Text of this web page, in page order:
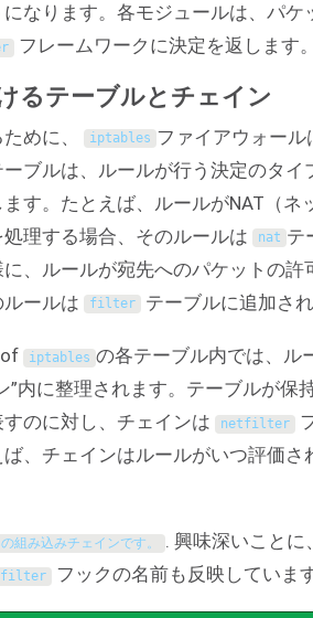
なります。各モジュールは、パケ
フレームワークに決定を返します
るテーブルとチェイン
めに、 iptables ファイアウォール
ブルは、ルールが行う決定のタイ
す。たとえば、ルールがNAT（ネ
理する場合、そのルールは
nat テ
、ルールが宛先へのパケットの許
ールは
filter テーブルに追加さ
iptables の各テーブル内では、ル
”内に整理されます。テーブルが保
のに対し、チェインは
netfilter
、チェインはルールがいつ評価さ
み込みチェインです。
. 興味深いことに
フックの名前も反映していま